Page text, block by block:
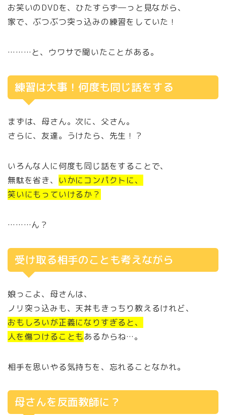
お笑いのDVDを、ひたすらず―っと見ながら、
家で、ぶつぶつ突っ込みの練習をしていた！
………と、ウワサで聞いたことがある。
練習は大事！何度も同じ話をする
まずは、母さん。次に、父さん。
さらに、友達。うけたら、先生！？
いろんな人に何度も同じ話をすることで、
無駄を省き、 いかにコンパクトに、
笑いにもっていけるか？
………ん？
受け取る相手のことも考えながら
娘っこよ、母さんは、
ノリ突っ込みも、天丼もきっちり教えるけれど、
おもしろいが正義になりすぎると、
人を傷つけることもあるからね…。
相手を思いやる気持ちを、忘れることなかれ。
母さんを反面教師に？